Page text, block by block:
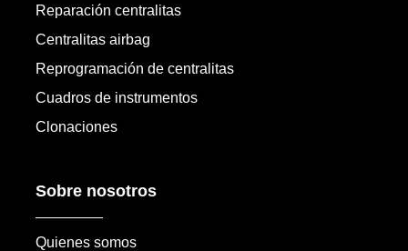
Reparación centralitas
Centralitas airbag
Reprogramación de centralitas
Cuadros de instrumentos
Clonaciones
Sobre nosotros
Quienes somos